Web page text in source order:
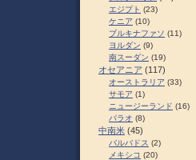
エジプト (23)
ケニア (10)
ブルキナファソ (11)
ヨルダン (9)
南スーダン (19)
オセアニア (117)
オーストラリア (33)
サモア (1)
ニュージーランド (16)
パラオ (8)
中南米 (45)
バルバドス (2)
メキシコ (20)